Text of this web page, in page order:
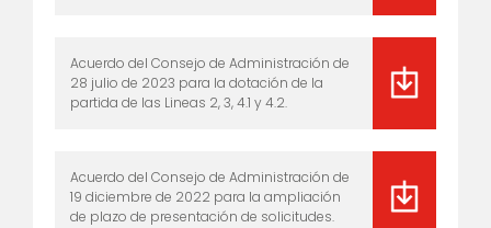
Acuerdo del Consejo de Administración de
28 julio de 2023 para la dotación de la
partida de las Lineas 2, 3, 4.1 y 4.2.
Acuerdo del Consejo de Administración de
19 diciembre de 2022 para la ampliación
de plazo de presentación de solicitudes.